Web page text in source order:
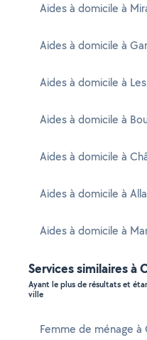
Aides à domicile à
Aides à domicile à
Aides à domicile à
Aides à domicile à
Aides à domicile à
Aides à domicile à
Aides à domicile à
Services similaires à
Ayant le plus de résultats et
ville
Femme de ménage à